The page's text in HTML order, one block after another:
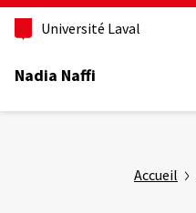
Aller
contenu
Université Laval
Nadia Naffi
Accueil